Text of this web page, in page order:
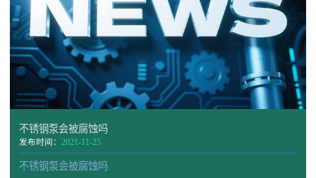
不锈钢泵会被腐蚀吗
发布时间： 2021-11-25
不锈钢泵会被腐蚀吗